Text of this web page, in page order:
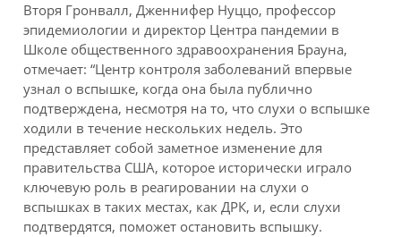
Вторя Гронвалл, Дженнифер Нуццо, профессор
эпидемиологии и директор Центра пандемии в
Школе общественного здравоохранения Брауна,
отмечает: “Центр контроля заболеваний впервые
узнал о вспышке, когда она была публично
подтверждена, несмотря на то, что слухи о вспышке
ходили в течение нескольких недель. Это
представляет собой заметное изменение для
правительства США, которое исторически играло
ключевую роль в реагировании на слухи о
вспышках в таких местах, как ДРК, и, если слухи
подтвердятся, поможет остановить вспышку.